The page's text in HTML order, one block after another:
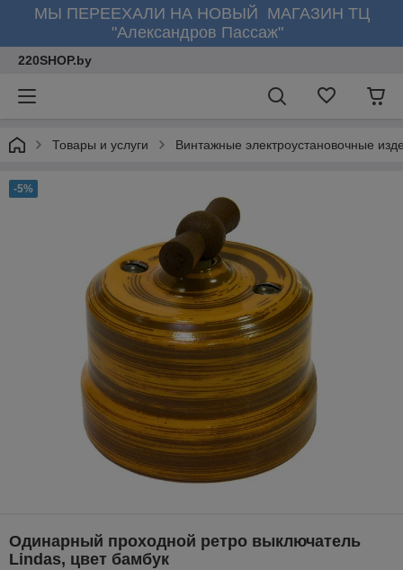
МЫ ПЕРЕЕХАЛИ НА НОВЫЙ МАГАЗИН ТЦ
"Александров Пассаж"
220SHOP.by
Товары и услуги Винтажные электроустановочные
-5%
Одинарный проходной ретро выключатель
Lindas, цвет бамбук